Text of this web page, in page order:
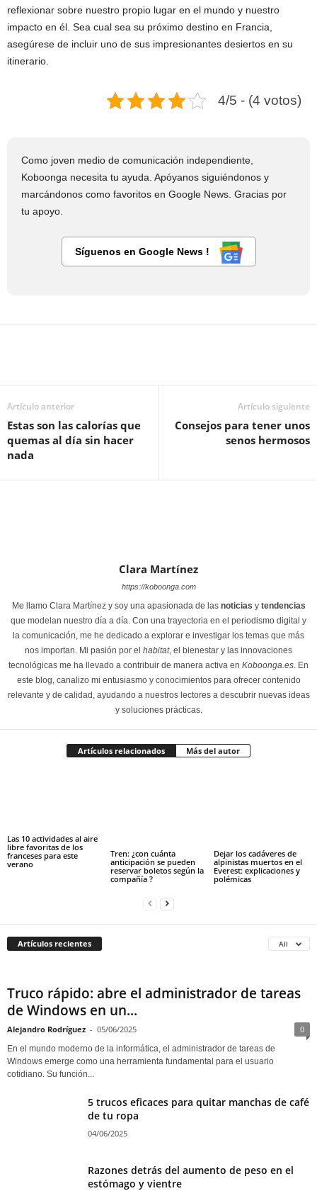
reflexionar sobre nuestro propio lugar en el mundo y nuestro
impacto en él. Sea cual sea su próximo destino en Francia,
asegúrese de incluir uno de sus impresionantes desiertos en su
itinerario.
4/5 - (4 votos)
Como joven medio de comunicación independiente,
Koboonga necesita tu ayuda. Apóyanos siguiéndonos y
marcándonos como favoritos en Google News. Gracias por
tu apoyo.
Síguenos en Google News !
Artículo anterior
Estas son las calorías que
quemas al día sin hacer
nada
Artículo siguiente
Consejos para tener unos
senos hermosos
Clara Martínez
https://koboonga.com
Me llamo Clara Martínez y soy una apasionada de las noticias y tendencias
que modelan nuestro día a día. Con una trayectoria en el periodismo digital y
la comunicación, me he dedicado a explorar e investigar los temas que más
nos importan. Mi pasión por el habitat, el bienestar y las innovaciones
tecnológicas me ha llevado a contribuir de manera activa en Koboonga.es. En
este blog, canalizo mi entusiasmo y conocimientos para ofrecer contenido
relevante y de calidad, ayudando a nuestros lectores a descubrir nuevas ideas
y soluciones prácticas.
Artículos relacionados Más del autor
Las 10 actividades al aire
libre favoritas de los
franceses para este
verano
Tren: ¿con cuánta
anticipación se pueden
reservar boletos según la
compañía ?
Dejar los cadáveres de
alpinistas muertos en el
Everest: explicaciones y
polémicas
Artículos recientes All
Truco rápido: abre el administrador de tareas
de Windows en un...
Alejandro Rodríguez - 05/06/2025 0
En el mundo moderno de la informática, el administrador de tareas de
Windows emerge como una herramienta fundamental para el usuario
cotidiano. Su función...
5 trucos eficaces para quitar manchas de café
de tu ropa
04/06/2025
Razones detrás del aumento de peso en el
estómago y vientre